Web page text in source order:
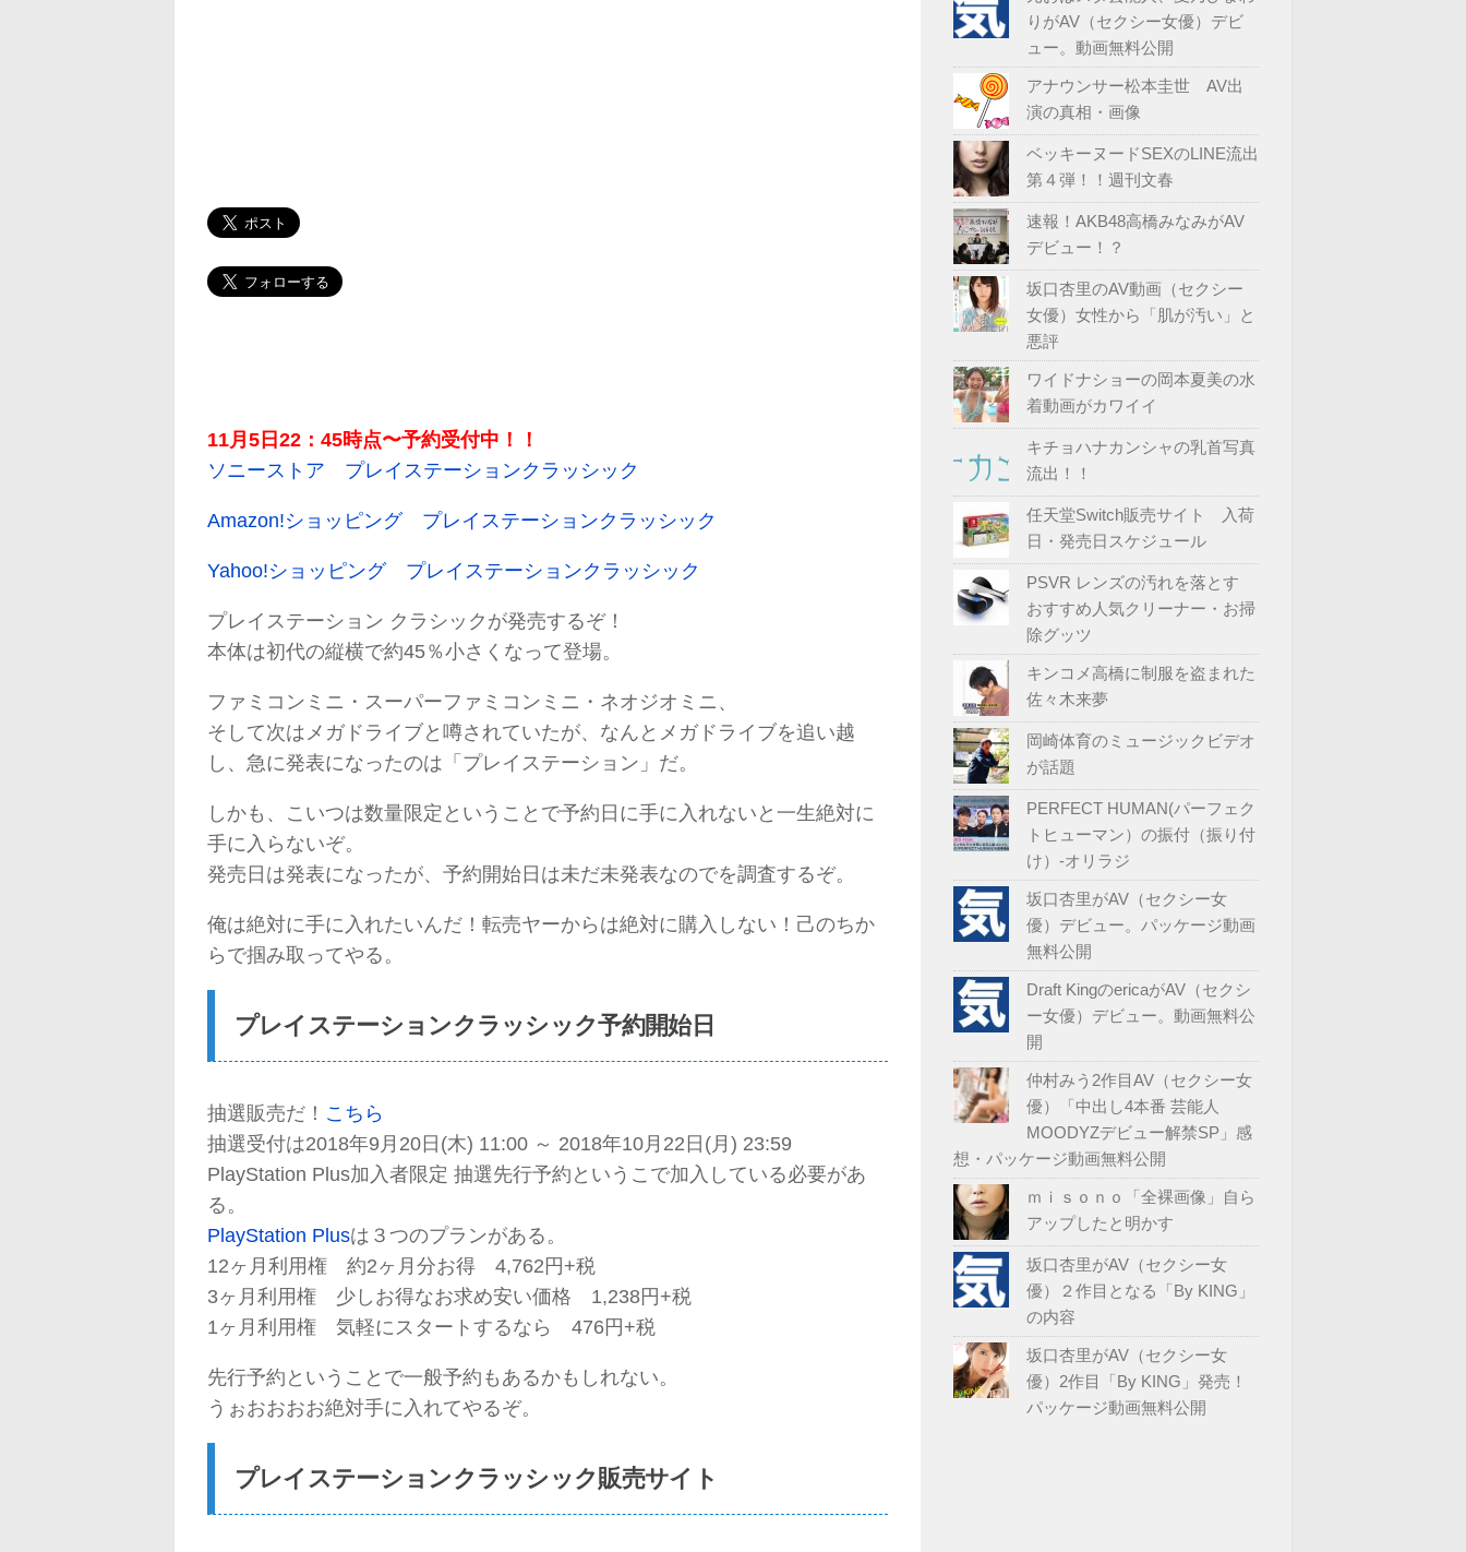
11月5日22：45時点〜予約受付中！！
ソニーストア プレイステーションクラッシック
Amazon!ショッピング プレイステーションクラッシック
Yahoo!ショッピング プレイステーションクラッシック
プレイステーション クラシックが発売するぞ！
本体は初代の縦横で約45％小さくなって登場。
ファミコンミニ・スーパーファミコンミニ・ネオジオミニ、
そして次はメガドライブと噂されていたが、なんとメガドライブを追い越
し、急に発表になったのは「プレイステーション」だ。
しかも、こいつは数量限定ということで予約日に手に入れないと一生絶対に
手に入らないぞ。
発売日は発表になったが、予約開始日は未だ未発表なのでを調査するぞ。
俺は絶対に手に入れたいんだ！転売ヤーからは絶対に購入しない！己のちか
らで掴み取ってやる。
プレイステーションクラッシック予約開始日
抽選販売だ！ こちら
抽選受付は2018年9月20日(木) 11:00 ～ 2018年10月22日(月) 23:59
PlayStation Plus加入者限定 抽選先行予約というこで加入している必要があ
る。
PlayStation Plusは３つのプランがある。
12ヶ月利用権 約2ヶ月分お得 4,762円+税
3ヶ月利用権 少しお得なお求め安い価格 1,238円+税
1ヶ月利用権 気軽にスタートするなら 476円+税
先行予約ということで一般予約もあるかもしれない。
うぉおおおお絶対手に入れてやるぞ。
プレイステーションクラッシック販売サイト
りがAV（セクシー女優）デビ
ュー。動画無料公開
アナウンサー松本圭世 AV出
演の真相・画像
ベッキーヌードSEXのLINE流出
第４弾！！週刊文春
速報！AKB48高橋みなみがAV
デビュー！？
坂口杏里のAV動画（セクシー
女優）女性から「肌が汚い」と
悪評
ワイドナショーの岡本夏美の水
着動画がカワイイ
キチョハナカンシャの乳首写真
流出！！
任天堂Switch販売サイト 入荷
日・発売日スケジュール
PSVR レンズの汚れを落とす
おすすめ人気クリーナー・お掃
除グッツ
キンコメ高橋に制服を盗まれた
佐々木来夢
岡崎体育のミュージックビデオ
が話題
PERFECT HUMAN(パーフェク
トヒューマン）の振付（振り付
け）-オリラジ
坂口杏里がAV（セクシー女
優）デビュー。パッケージ動画
無料公開
Draft KingのericaがAV（セクシ
ー女優）デビュー。動画無料公
開
仲村みう2作目AV（セクシー女
優）「中出し4本番 芸能人
MOODYZデビュー解禁SP」感
想・パッケージ動画無料公開
ｍｉｓｏｎｏ「全裸画像」自ら
アップしたと明かす
坂口杏里がAV（セクシー女
優）２作目となる「By KING」
の内容
坂口杏里がAV（セクシー女
優）2作目「By KING」発売！
パッケージ動画無料公開